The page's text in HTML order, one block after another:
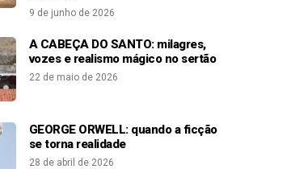
9 de junho de 2026
A CABEÇA DO SANTO: milagres,
vozes e realismo mágico no sertão
22 de maio de 2026
GEORGE ORWELL: quando a ficção
se torna realidade
28 de abril de 2026